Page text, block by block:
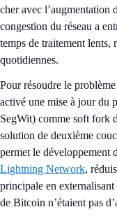
cher avec l’augmentation
congestion du réseau a
temps de traitement lents,
quotidiennes.
Pour résoudre le
activé une mise à jour du
SegWit) comme soft fork
solution de deuxième
permet le développement
Lightning Network,
principale en
de Bitcoin n’étaient pas